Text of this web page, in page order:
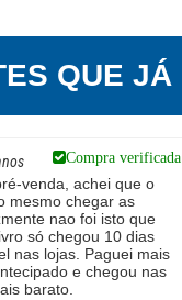
QUE
Compra verificada
venda, achei que o
mesmo chegar as
nao foi isto que
só chegou 10 dias
nas lojas. Paguei mais
e chegou nas
barato.